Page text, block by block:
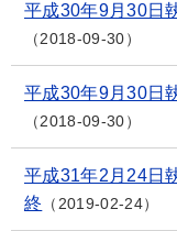
平成30年9月30日
2018-09-30
平成30年9月30日
2018-09-30
平成31年2月24日
終
2019-02-24